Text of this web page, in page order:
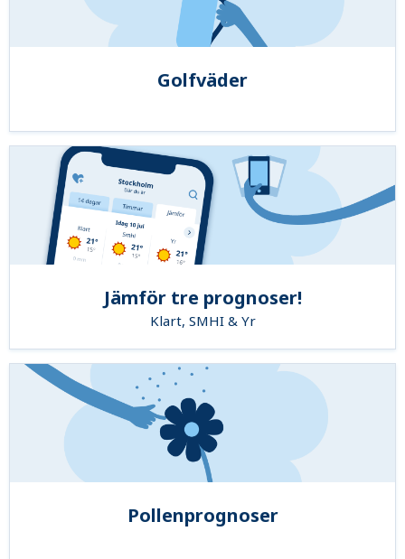
Golfväder
Jämför tre prognoser!
Klart, SMHI & Yr
Pollenprognoser